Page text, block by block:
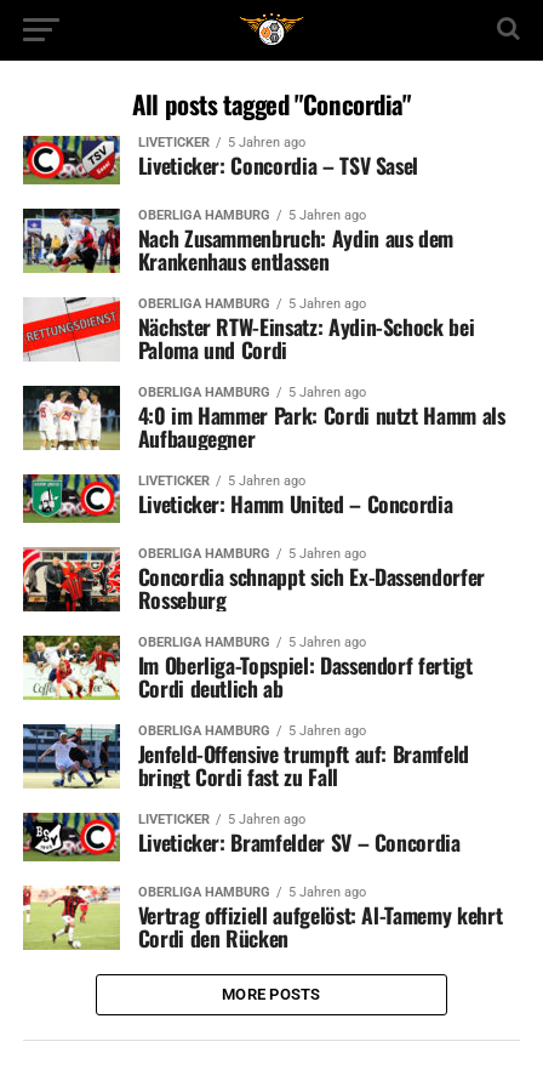
All posts tagged "Concordia"
LIVETICKER 5 Jahren ago
Liveticker: Concordia – TSV Sasel
OBERLIGA HAMBURG 5 Jahren ago
Nach Zusammenbruch: Aydin aus dem
Krankenhaus entlassen
OBERLIGA HAMBURG 5 Jahren ago
Nächster RTW-Einsatz: Aydin-Schock bei
Paloma und Cordi
OBERLIGA HAMBURG 5 Jahren ago
4:0 im Hammer Park: Cordi nutzt Hamm als
Aufbaugegner
LIVETICKER 5 Jahren ago
Liveticker: Hamm United – Concordia
OBERLIGA HAMBURG 5 Jahren ago
Concordia schnappt sich Ex-Dassendorfer
Rosseburg
OBERLIGA HAMBURG 5 Jahren ago
Im Oberliga-Topspiel: Dassendorf fertigt
Cordi deutlich ab
OBERLIGA HAMBURG 5 Jahren ago
Jenfeld-Offensive trumpft auf: Bramfeld
bringt Cordi fast zu Fall
LIVETICKER 5 Jahren ago
Liveticker: Bramfelder SV – Concordia
OBERLIGA HAMBURG 5 Jahren ago
Vertrag offiziell aufgelöst: Al-Tamemy kehrt
Cordi den Rücken
MORE POSTS